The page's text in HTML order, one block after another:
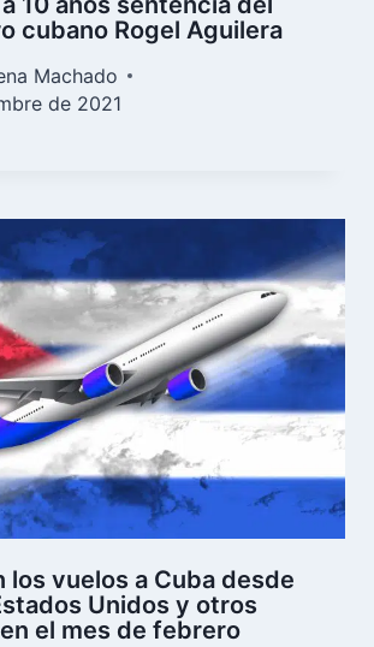
cubano Rogel Aguilera
Machado
de 2021
los vuelos a Cuba desde
Unidos y otros
el mes de febrero